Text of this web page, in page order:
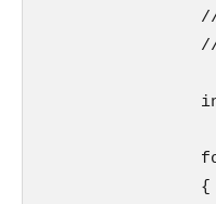
                {